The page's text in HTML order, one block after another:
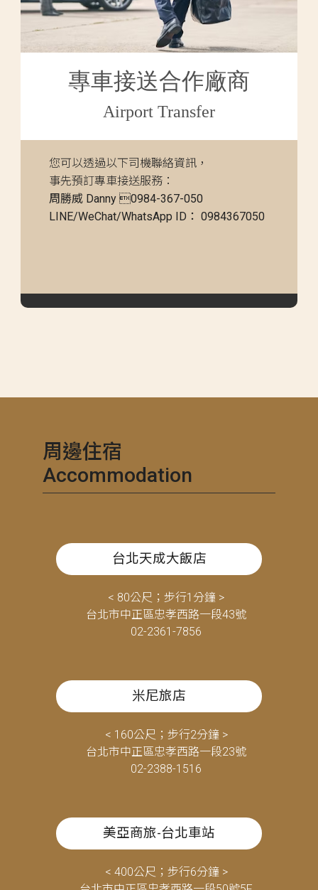
專車接送合作廠商
Airport Transfer
您可以透過以下司機聯絡資訊，
事先預訂專車接送服務：
周勝威 Danny 0984-367-050
LINE/WeChat/WhatsApp ID： 0984367050
周邊住宿
Accommodation
台北天成大飯店
< 80公尺；步行1分鐘 >
台北市中正區忠孝西路一段43號
02-2361-7856
米尼旅店
< 160公尺；步行2分鐘 >
台北市中正區忠孝西路一段23號
02-2388-1516
美亞商旅-台北車站
< 400公尺；步行6分鐘 >